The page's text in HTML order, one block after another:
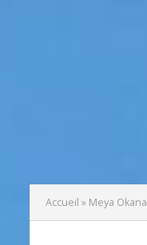
Accueil » Meya Okana